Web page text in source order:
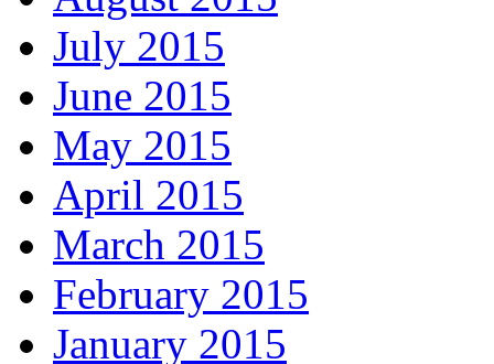
July 2015
June 2015
May 2015
April 2015
March 2015
February 2015
January 2015